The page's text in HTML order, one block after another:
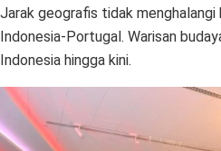
Jarak geografis tidak menghalangi
Indonesia-Portugal. Warisan
Indonesia hingga kini.